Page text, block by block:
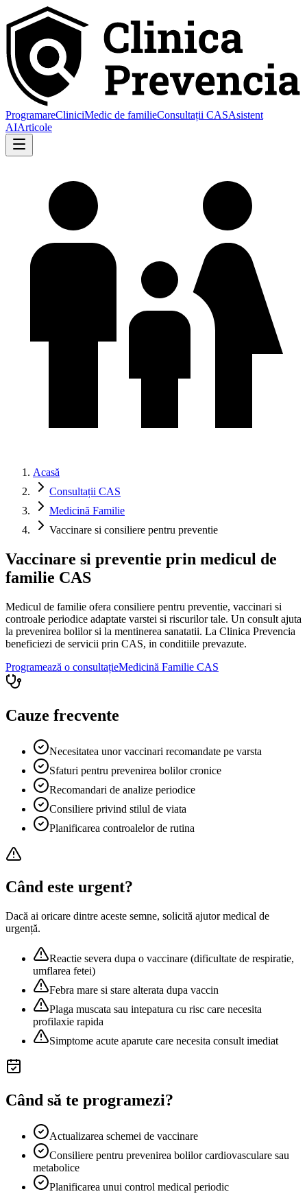
ProgramareCliniciMedic de familieConsultații CASAsistent
AIArticole
Acasă
Consultații CAS
Medicină Familie
Vaccinare si consiliere pentru preventie
Vaccinare si preventie prin medicul de
familie CAS
Medicul de familie ofera consiliere pentru preventie, vaccinari si
controale periodice adaptate varstei si riscurilor tale. Un consult ajuta
la prevenirea bolilor si la mentinerea sanatatii. La Clinica Prevencia
beneficiezi de servicii prin CAS, in conditiile prevazute.
Programează o consultațieMedicină Familie CAS
Cauze frecvente
Necesitatea unor vaccinari recomandate pe varsta
Sfaturi pentru prevenirea bolilor cronice
Recomandari de analize periodice
Consiliere privind stilul de viata
Planificarea controalelor de rutina
Când este urgent?
Dacă ai oricare dintre aceste semne, solicită ajutor medical de
urgență.
Reactie severa dupa o vaccinare (dificultate de respiratie,
umflarea fetei)
Febra mare si stare alterata dupa vaccin
Plaga muscata sau intepatura cu risc care necesita
profilaxie rapida
Simptome acute aparute care necesita consult imediat
Când să te programezi?
Actualizarea schemei de vaccinare
Consiliere pentru prevenirea bolilor cardiovasculare sau
metabolice
Planificarea unui control medical periodic